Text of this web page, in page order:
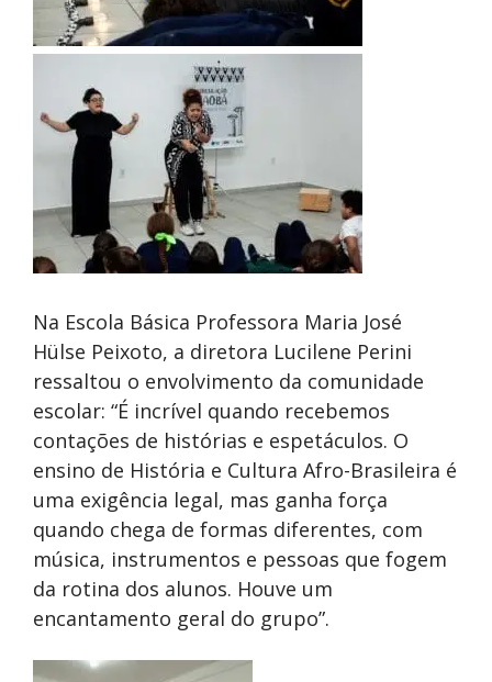
Na Escola Básica Professora Maria José
Hülse Peixoto, a diretora Lucilene Perini
ressaltou o envolvimento da comunidade
escolar: “É incrível quando recebemos
contações de histórias e espetáculos. O
ensino de História e Cultura Afro-Brasileira é
uma exigência legal, mas ganha força
quando chega de formas diferentes, com
música, instrumentos e pessoas que fogem
da rotina dos alunos. Houve um
encantamento geral do grupo”.